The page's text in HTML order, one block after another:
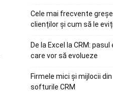
Cele mai frecvente
clienților și cum să le eviți
De la Excel la CRM:
care vor să evolueze
Firmele mici și mijlocii
softurile CRM